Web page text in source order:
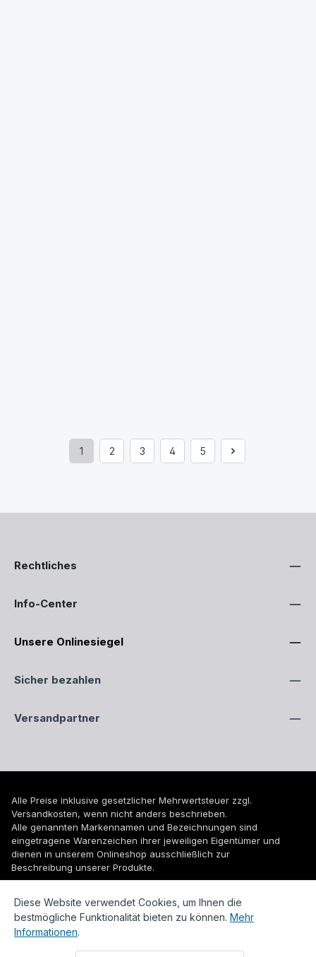
Seite
1
Seite
2
Seite
3
Seite
4
Seite
5
Rechtliches
Info-Center
Unsere Onlinesiegel
Sicher bezahlen
Versandpartner
Alle Preise inklusive gesetzlicher Mehrwertsteuer zzgl.
Versandkosten, wenn nicht anders beschrieben.
Alle genannten Markennamen und Bezeichnungen sind
eingetragene Warenzeichen ihrer jeweiligen Eigentümer und
dienen in unserem Onlineshop ausschließlich zur
Beschreibung unserer Produkte.
© 2026 WUH24.de - Weigel und Unger Heizungs- und
Sanitärtechnik GmbH
Diese Website verwendet Cookies, um Ihnen die
bestmögliche Funktionalität bieten zu können. Mehr
Informationen.